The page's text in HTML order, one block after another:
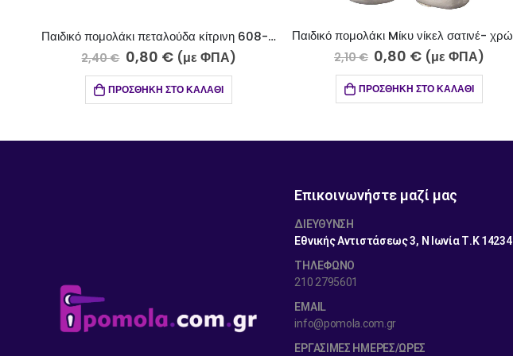
Παιδικό πομολάκι πεταλούδα κίτρινη 608-18
2,40€ 0,80 € (με ΦΠΑ)
ΠΡΟΣΘΉΚΗ ΣΤΟ ΚΑΛΆΘΙ
2,10€ 0,80 € (με ΦΠΑ)
ΠΡΟΣΘΉΚΗ ΣΤΟ ΚΑΛΆΘΙ
Επικοινωνήστε μαζί μας
ΔΙΕΎΘΥΝΣΗ
Εθνικής Αντιστάσεως 3, Ν Ιωνία Τ.Κ 14234
ΤΗΛΕΦΩΝΟ
210 2795601
EMAIL
info@pomola.com.gr
ΕΡΓΆΣΙΜΕΣ ΗΜΈΡΕΣ/ΏΡΕΣ